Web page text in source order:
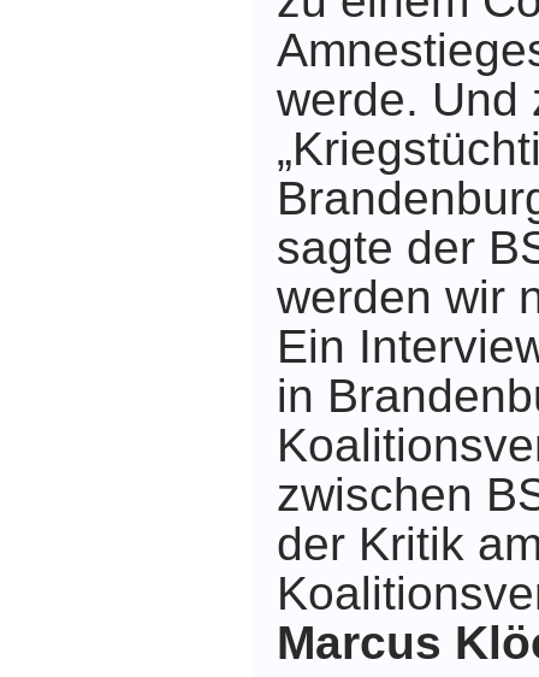
werde. Und
sagte der
werden wir
Ein
in
zwischen
der Kritik
Marcus